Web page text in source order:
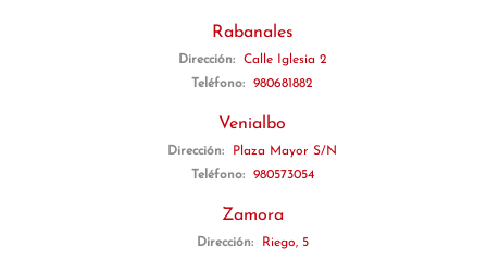
Rabanales
Dirección:
Calle Iglesia 2
Teléfono:
980681882
Venialbo
Dirección:
Plaza Mayor S/N
Teléfono:
980573054
Zamora
Dirección:
Riego, 5